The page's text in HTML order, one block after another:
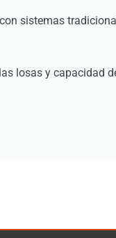
sistemas
losas y capacidad